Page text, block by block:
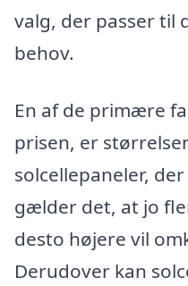
valg, der passer til
behov.
En af de primære
prisen, er
solcellepaneler,
gælder det, at jo
desto højere vil
Derudover kan